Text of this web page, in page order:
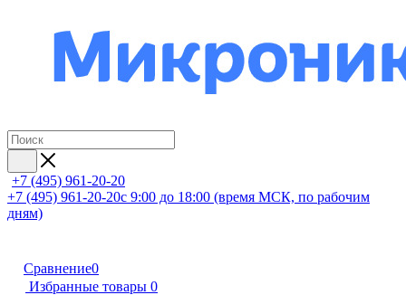
+7 (495) 961-20-20
+7 (495) 961-20-20с 9:00 до 18:00 (время МСК, по рабочим
дням)
Сравнение0
Избранные товары 0